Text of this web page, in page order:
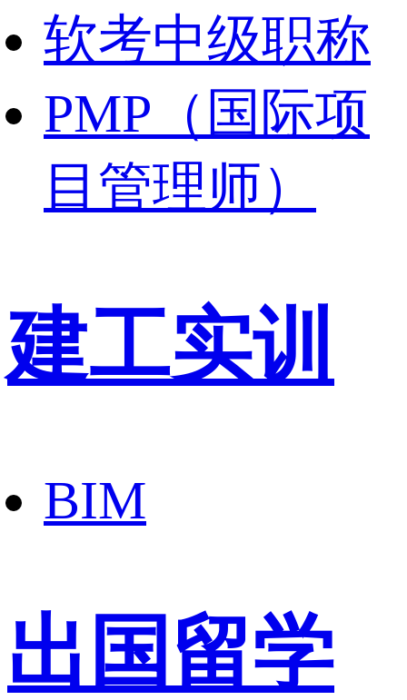
软考中级职称
PMP（国际项
目管理师）
建工实训
BIM
出国留学